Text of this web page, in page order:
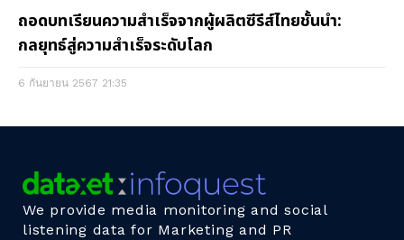
ถอดบทเรียนความสำเร็จจากผู้ผลิตซีรีส์ไทยชั้นนำ:
กลยุทธ์สู่ความสำเร็จระดับโลก
6 กันยายน 2567 21:35
We provide media monitoring and social
listening data for Marketing and PR